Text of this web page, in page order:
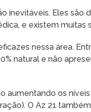
inevitáveis. Eles são
e existem muitas
nessa área.
natural e não
aumentando os
O Az 21